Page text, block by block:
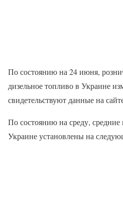
По состоянию на 24 июня,
дизельное топливо в Украине
свидетельствуют данные на
По состоянию на среду,
Украине установлены на